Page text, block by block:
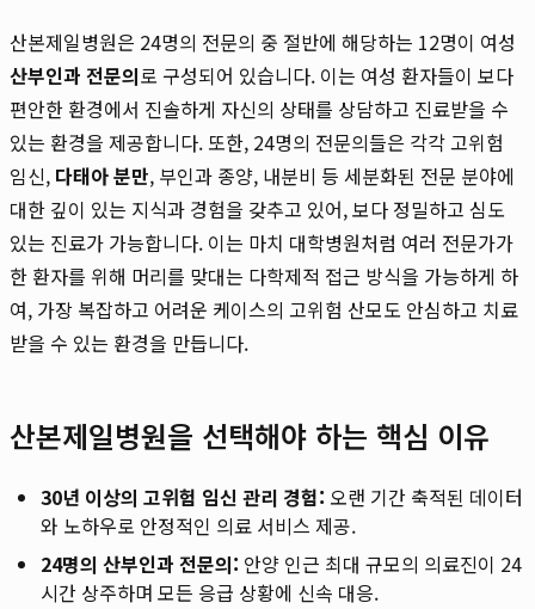
산본제일병원은 24명의 전문의 중 절반에 해당하는 12명이 여성
산부인과 전문의로 구성되어 있습니다. 이는 여성 환자들이 보다
편안한 환경에서 진솔하게 자신의 상태를 상담하고 진료받을 수
있는 환경을 제공합니다. 또한, 24명의 전문의들은 각각 고위험
임신, 다태아 분만, 부인과 종양, 내분비 등 세분화된 전문 분야에
대한 깊이 있는 지식과 경험을 갖추고 있어, 보다 정밀하고 심도
있는 진료가 가능합니다. 이는 마치 대학병원처럼 여러 전문가가
한 환자를 위해 머리를 맞대는 다학제적 접근 방식을 가능하게 하
여, 가장 복잡하고 어려운 케이스의 고위험 산모도 안심하고 치료
받을 수 있는 환경을 만듭니다.
산본제일병원을 선택해야 하는 핵심 이유
30년 이상의 고위험 임신 관리 경험: 오랜 기간 축적된 데이터
와 노하우로 안정적인 의료 서비스 제공.
24명의 산부인과 전문의: 안양 인근 최대 규모의 의료진이 24
시간 상주하며 모든 응급 상황에 신속 대응.